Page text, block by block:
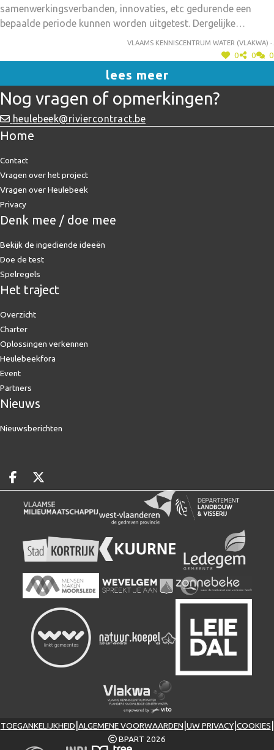
samenwerkingsverbanden, innovaties, etc gedurende een
bepaalde periode kunnen worden uitgetest. Dergelijke
projectkaders zijn nodig om van te leren en zo de juiste
van dergelijk projectkader waarbinnen 8
ambassadeursprojecten zijn goedgekeurd, is de Oproep
Proeftuinen Droogte (2019).
Vlaams kenniscentrum water (vlakwa) -.
0 0 0
lees meer
Nog vragen of opmerkingen?
heulebeek@riviercontract.be
Home
Contact
Vragen over het project
Vragen over Heulebeek
Privacy
Denk mee / doe mee
Bekijk de ingediende ideeën
Doe de test
Spelregels
Het traject
Overzicht
Charter
Oplossingen verkennen
Heulebeekfora
Event
Partners
Nieuws
Nieuwsberichten
Deel op facebook
Deel op X
TOEGANKELIJKHEID ALGEMENE VOORWAARDEN UW PRIVACY| COOKIES
BPART 2026